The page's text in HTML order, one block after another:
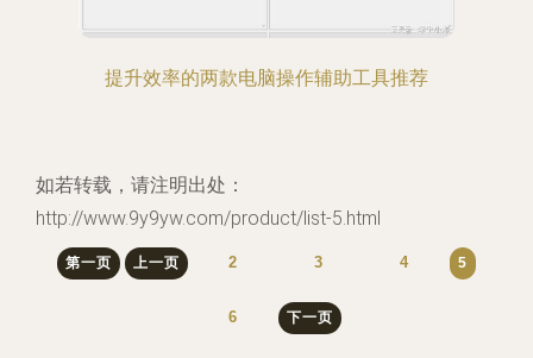
提升效率的两款电脑操作辅助工具推荐
如若转载，请注明出处：
http://www.9y9yw.com/product/list-5.html
第一页 上一页 2 3 4 5
6 下一页